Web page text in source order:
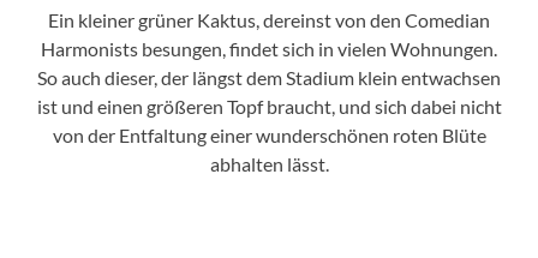
Ein kleiner grüner Kaktus, dereinst von den Comedian
Harmonists besungen, findet sich in vielen Wohnungen.
So auch dieser, der längst dem Stadium klein entwachsen
ist und einen größeren Topf braucht, und sich dabei nicht
von der Entfaltung einer wunderschönen roten Blüte
abhalten lässt.